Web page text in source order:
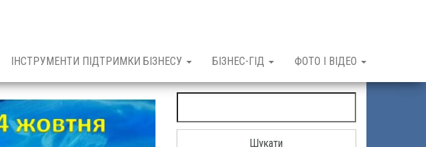
ІНСТРУМЕНТИ ПІДТРИМКИ БІЗНЕСУ БІЗНЕС-ГІД ФОТО І ВІДЕО